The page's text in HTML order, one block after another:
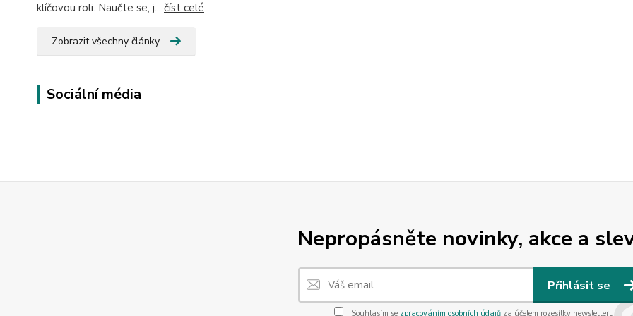
klíčovou roli. Naučte se, j... číst celé
Zobrazit všechny články
Sociální média
Nepropásněte novinky, akce a
Přihlásit se
Souhlasím se zpracováním osobních údajůza účelem rozesílky newsletteru.